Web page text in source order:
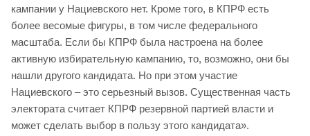
кампании у Нациевского нет. Кроме того, в КПРФ есть
более весомые фигуры, в том числе федерального
масштаба. Если бы КПРФ была настроена на более
активную избирательную кампанию, то, возможно, они бы
нашли другого кандидата. Но при этом участие
Нациевского – это серьезный вызов. Существенная часть
электората считает КПРФ резервной партией власти и
может сделать выбор в пользу этого кандидата».